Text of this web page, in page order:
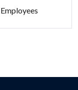
Employees